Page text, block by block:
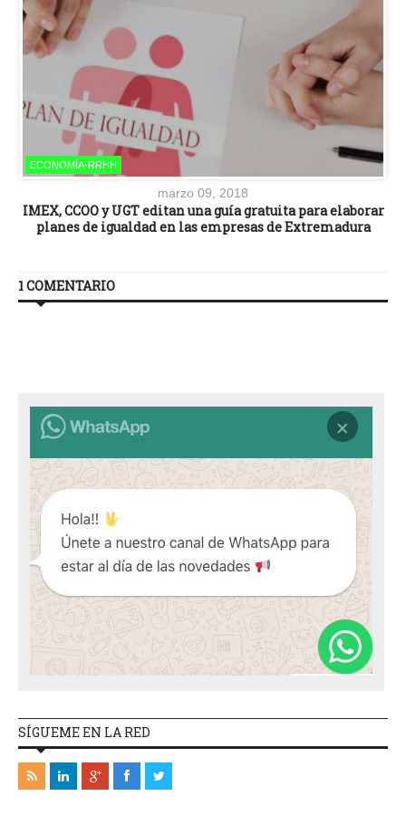
ECONOMÍA-RRHH
marzo 09, 2018
IMEX, CCOO y UGT editan una guía gratuita para elaborar
planes de igualdad en las empresas de Extremadura
1 COMENTARIO
SÍGUEME EN LA RED